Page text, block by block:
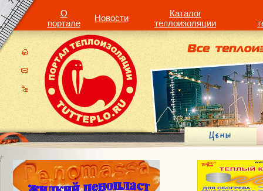
О
портале
Новости
Каталог
теплоизоляции